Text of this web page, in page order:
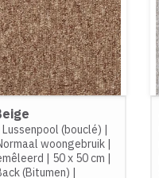
Lussenpool (bouclé) |
woongebruik |
| 50 x 50 cm |
(Bitumen) |